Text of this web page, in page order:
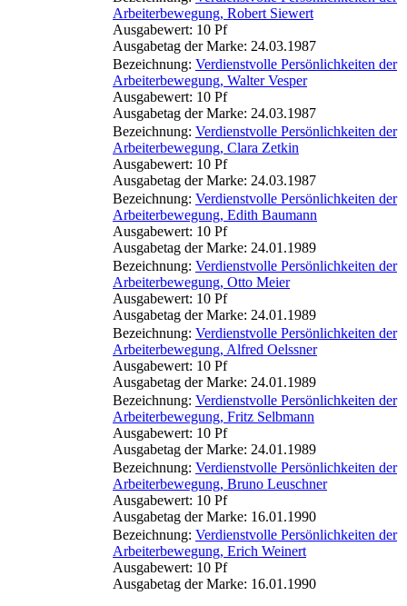
Arbeiterbewegung, Robert Siewert
Ausgabewert: 10 Pf
Ausgabetag der Marke: 24.03.1987
Bezeichnung: Verdienstvolle Persönlichkeiten der
Arbeiterbewegung, Walter Vesper
Ausgabewert: 10 Pf
Ausgabetag der Marke: 24.03.1987
Bezeichnung: Verdienstvolle Persönlichkeiten der
Arbeiterbewegung, Clara Zetkin
Ausgabewert: 10 Pf
Ausgabetag der Marke: 24.03.1987
Bezeichnung: Verdienstvolle Persönlichkeiten der
Arbeiterbewegung, Edith Baumann
Ausgabewert: 10 Pf
Ausgabetag der Marke: 24.01.1989
Bezeichnung: Verdienstvolle Persönlichkeiten der
Arbeiterbewegung, Otto Meier
Ausgabewert: 10 Pf
Ausgabetag der Marke: 24.01.1989
Bezeichnung: Verdienstvolle Persönlichkeiten der
Arbeiterbewegung, Alfred Oelssner
Ausgabewert: 10 Pf
Ausgabetag der Marke: 24.01.1989
Bezeichnung: Verdienstvolle Persönlichkeiten der
Arbeiterbewegung, Fritz Selbmann
Ausgabewert: 10 Pf
Ausgabetag der Marke: 24.01.1989
Bezeichnung: Verdienstvolle Persönlichkeiten der
Arbeiterbewegung, Bruno Leuschner
Ausgabewert: 10 Pf
Ausgabetag der Marke: 16.01.1990
Bezeichnung: Verdienstvolle Persönlichkeiten der
Arbeiterbewegung, Erich Weinert
Ausgabewert: 10 Pf
Ausgabetag der Marke: 16.01.1990